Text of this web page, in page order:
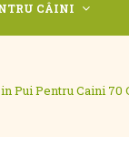
CÂINI
Pui Pentru Caini 70